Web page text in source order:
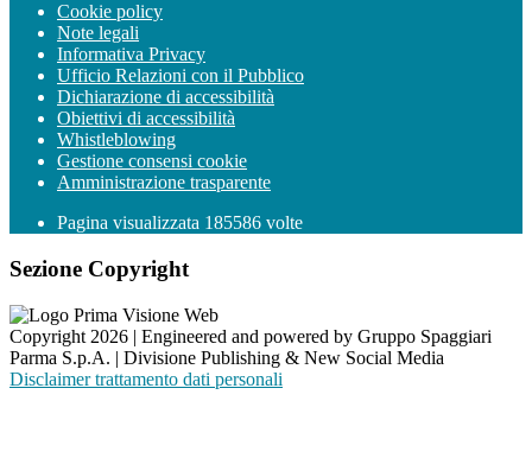
Cookie policy
Note legali
Informativa Privacy
Ufficio Relazioni con il Pubblico
Dichiarazione di accessibilità
Obiettivi di accessibilità
Whistleblowing
Gestione consensi cookie
Amministrazione trasparente
Pagina visualizzata 185586 volte
Sezione Copyright
Copyright 2026 | Engineered and powered by Gruppo Spaggiari
Parma S.p.A. | Divisione Publishing & New Social Media
Disclaimer trattamento dati personali